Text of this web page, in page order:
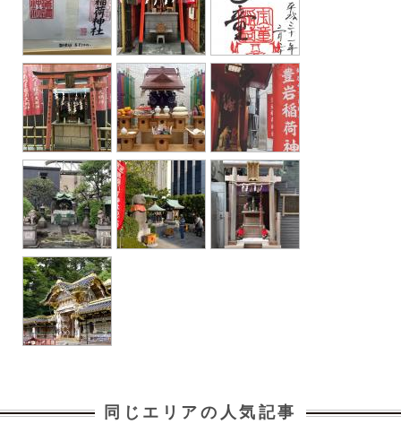
同じエリアの人気記事